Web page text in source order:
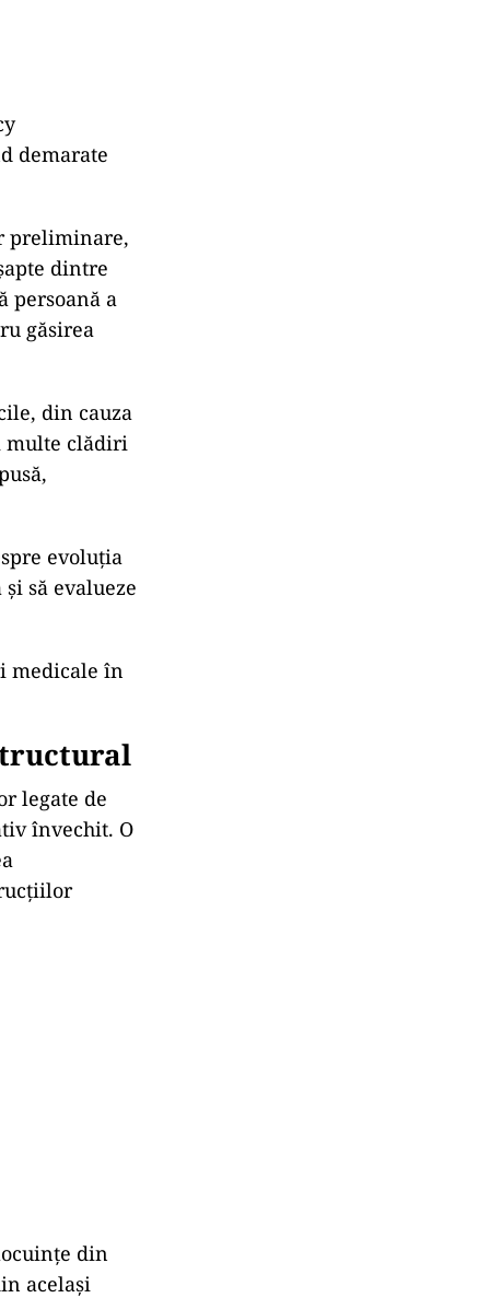
demarate
preliminare,
dintre
persoană a
găsirea
din cauza
multe clădiri
evoluția
să evalueze
medicale în
legate de
învechit. O
din
același